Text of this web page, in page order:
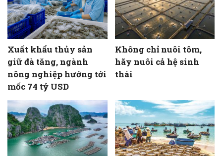
Xuất khẩu thủy sản
giữ đà tăng, ngành
nông nghiệp hướng tới
mốc 74 tỷ USD
Không chỉ nuôi tôm,
hãy nuôi cả hệ sinh
thái